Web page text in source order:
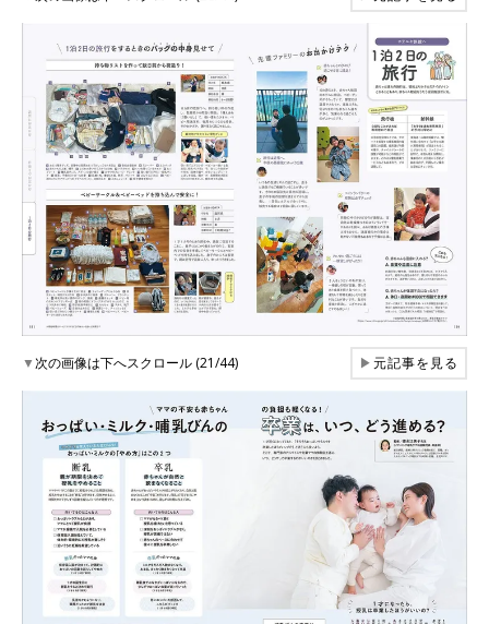
▼次の画像は下へスクロール (21/44) ▶元記事を見る